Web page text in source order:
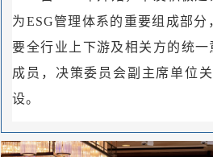
为ESG管理体系的重要组成部
要全行业上下游及相关方的统
成员，决策委员会副主席单位
设。